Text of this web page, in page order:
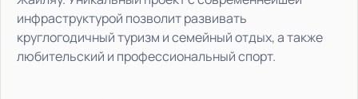
инфраструктурой позволит развивать
круглогодичный туризм и семейный отдых, а также
любительский и профессиональный спорт.